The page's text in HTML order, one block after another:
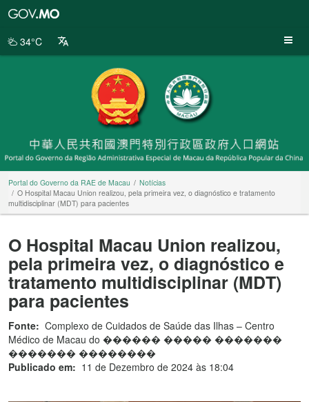
da
34°C
Portal do Governo da RAE de Macau
Notícias
O Hospital Macau Union realizou, pela primeira vez, o diagnóstico e tratamento
multidisciplinar (MDT) para pacientes
O Hospital Macau Union realizou,
pela primeira vez, o diagnóstico e
tratamento multidisciplinar (MDT)
para pacientes
Fonte: Complexo de Cuidados de Saúde das Ilhas – Centro
Médico de Macau do ������ ����� �������
������� ��������
Publicado em: 11 de Dezembro de 2024 às 18:04